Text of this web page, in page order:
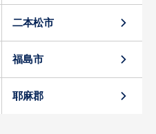
二本松市
福島市
耶麻郡